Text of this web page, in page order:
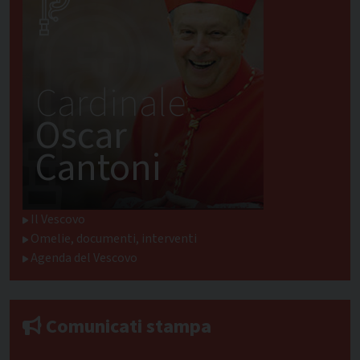
Cardinale
Oscar
Cantoni
Il Vescovo
Omelie, documenti, interventi
Agenda del Vescovo
Comunicati stampa